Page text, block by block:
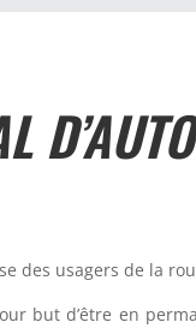
des usagers de la
but d’être en